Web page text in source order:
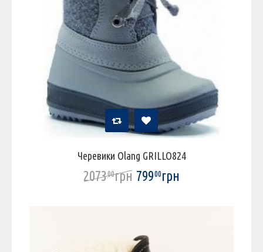
Черевики Olang GRILLO824
207300грн 79900грн